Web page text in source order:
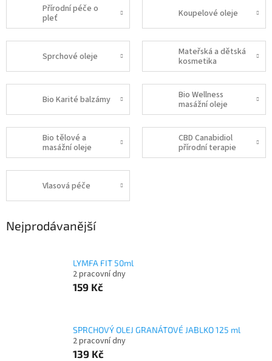
Přírodní péče o
pleť
Koupelové oleje
Sprchové oleje
Mateřská a dětská
kosmetika
Bio Karité balzámy
Bio Wellness
masážní oleje
Bio tělové a
masážní oleje
CBD Canabidiol
přírodní terapie
Vlasová péče
Nejprodávanější
LYMFA FIT 50ml
2 pracovní dny
159 Kč
SPRCHOVÝ OLEJ GRANÁTOVÉ JABLKO 125 ml
2 pracovní dny
139 Kč